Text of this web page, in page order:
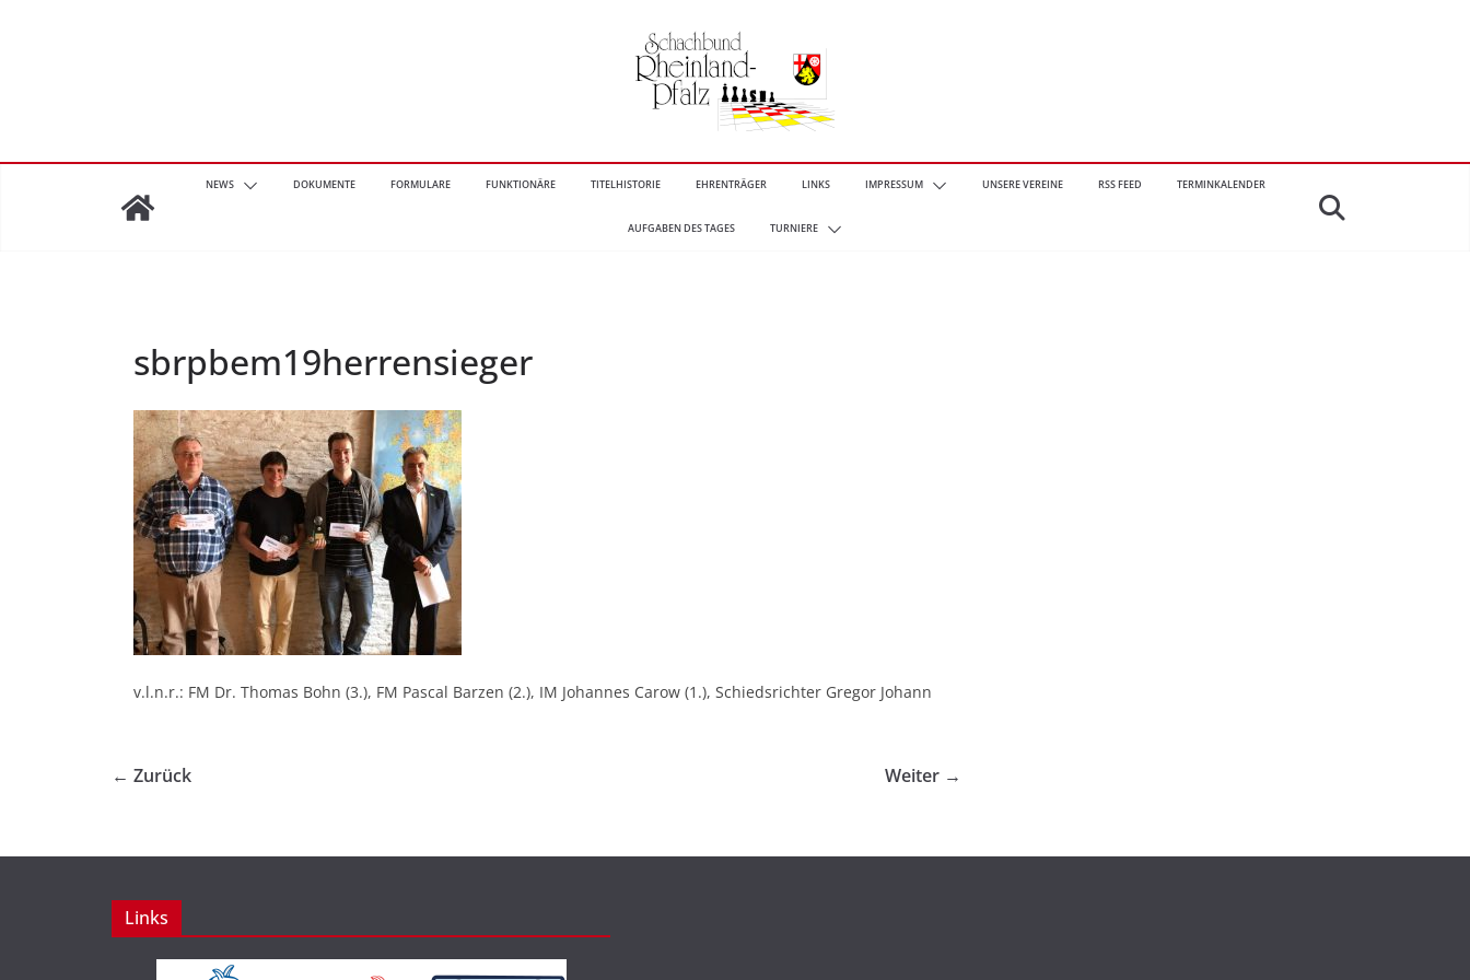
NEWS DOKUMENTE FORMULARE FUNKTIONÄRE TITELHISTORIE EHRENTRÄGER LINKS IMPRESSUM UNSERE VEREINE RSS FEED TERMINKALENDER
AUFGABEN DES TAGES TURNIERE
sbrpbem19herrensieger
v.l.n.r.: FM Dr. Thomas Bohn (3.), FM Pascal Barzen (2.), IM Johannes Carow (1.), Schiedsrichter Gregor Johann
← Zurück Weiter →
Links